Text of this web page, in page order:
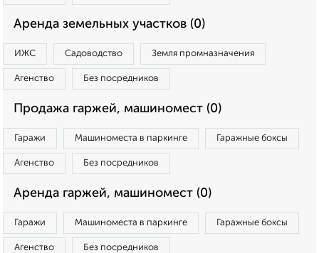
Аренда земельных участков (0)
ИЖС Садоводство Земля промназначения
Агенство Без посредников
Продажа гаржей, машиномест (0)
Гаражи Машиноместа в паркинге Гаражные боксы
Агенство Без посредников
Аренда гаржей, машиномест (0)
Гаражи Машиноместа в паркинге Гаражные боксы
Агенство Без посредников